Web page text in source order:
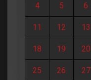
4 5 6
11 12 13
18 19 20
25 26 27